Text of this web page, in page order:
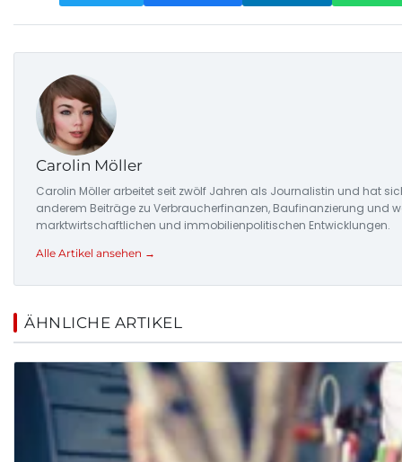
Carolin Möller
Carolin Möller arbeitet seit zwölf Jahren als Journalistin und hat
anderem Beiträge zu Verbraucherfinanzen, Baufinanzierung und
marktwirtschaftlichen und immobilienpolitischen Entwicklungen.
Alle Artikel ansehen →
ÄHNLICHE ARTIKEL